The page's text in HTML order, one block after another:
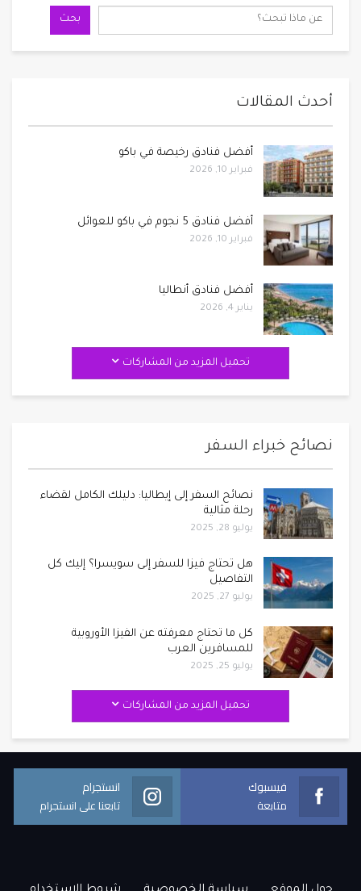
بحث
أحدث المقالات
أفضل فنادق رخيصة في باكو
فبراير 10, 2026
أفضل فنادق 5 نجوم في باكو للعوائل
فبراير 10, 2026
أفضل فنادق أنطاليا
يناير 4, 2026
تحميل المزيد من المشاركات
نصائح خبراء السفر
نصائح السفر إلى إيطاليا: دليلك الكامل لقضاء
رحلة مثالية
يوليو 28, 2025
هل تحتاج فيزا للسفر إلى سويسرا؟ إليك كل
التفاصيل
يوليو 27, 2025
كل ما تحتاج معرفته عن الفيزا الأوروبية
للمسافرين العرب
يوليو 25, 2025
تحميل المزيد من المشاركات
فيسبوك
متابعة
انستجرام
تابعنا على انستجرام